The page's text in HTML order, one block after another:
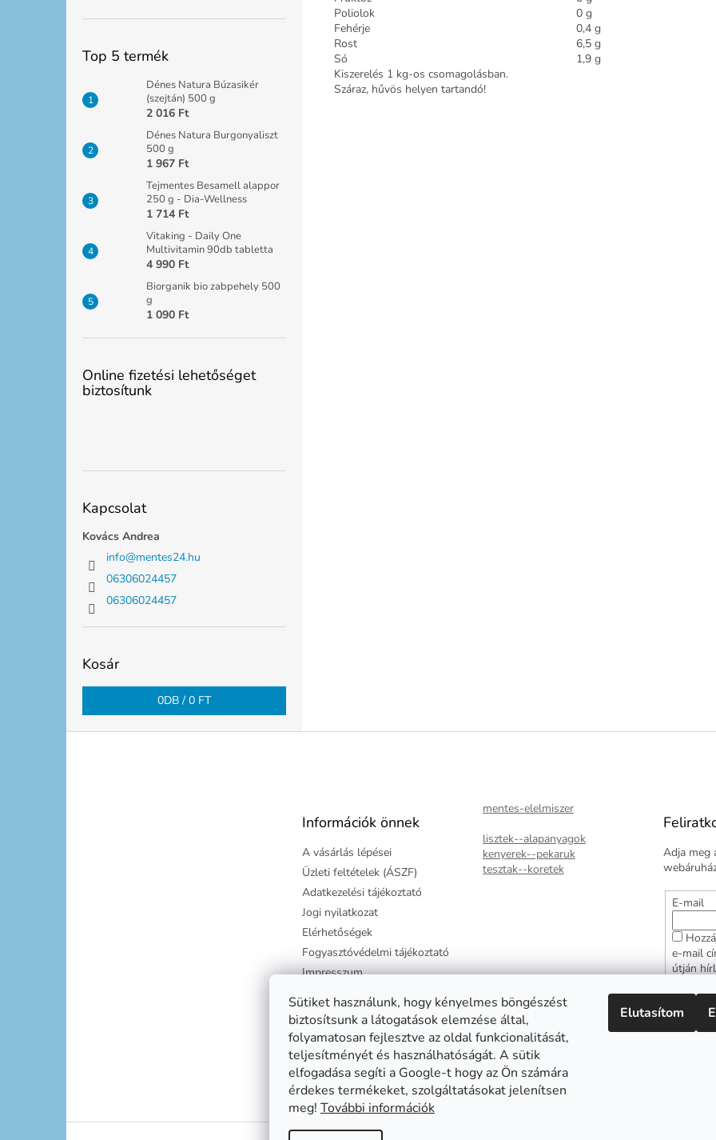
Sütiket használunk, hogy kényelmes böngészést
biztosítsunk a látogatások elemzése által,
folyamatosan fejlesztve az oldal funkcionalitását,
teljesítményét és használhatóságát. A sütik
elfogadása segíti a Google-t hogy az Ön számára
érdekes termékeket, szolgáltatásokat jelenítsen
meg! További információk
Elutasítom
Top 5 termék
Dénes Natura Búzasikér
(szejtán) 500 g
2 016 Ft
Dénes Natura Burgonyaliszt
500 g
1 967 Ft
Tejmentes Besamell alappor
250 g - Dia-Wellness
1 714 Ft
Vitaking - Daily One
Multivitamin 90db tabletta
4 990 Ft
Biorganik bio zabpehely 500
g
1 090 Ft
Online fizetési lehetőséget
biztosítunk
Kapcsolat
Kovács Andrea
info@mentes24.hu
06306024457
06306024457
Kosár
0DB / 0 FT
Poliolok
0 g
Fehérje
0,4 g
Rost
6,5 g
Só
1,9 g
Kiszerelés 1 kg-os csomagolásban.
Száraz, hűvös helyen tartandó!
Információk önnek
A vásárlás lépései
Üzleti feltételek (ÁSZF)
Adatkezelési tájékoztató
Jogi nyilatkozat
Elérhetőségek
Fogyasztóvédelmi tájékoztató
Impresszum
Szállítási garancia
mentes-elelmiszer
lisztek--alapanyagok
kenyerek--pekaruk
tesztak--koretek
Adja meg
E-mail
e-mail
útján
Abonett